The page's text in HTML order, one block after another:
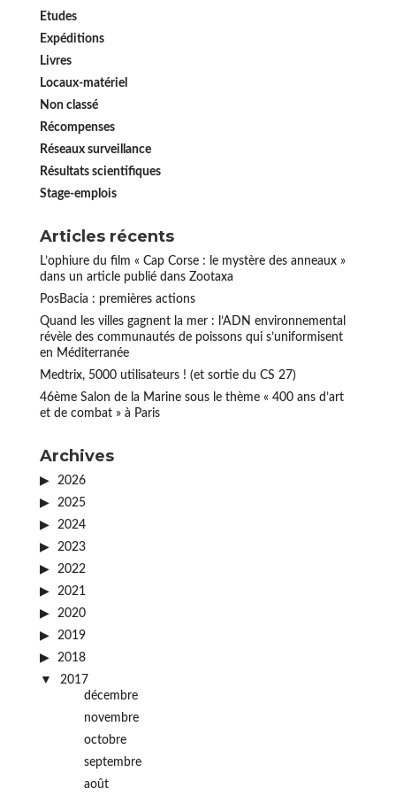
Etudes
Expéditions
Livres
Locaux-matériel
Non classé
Récompenses
Réseaux surveillance
Résultats scientifiques
Stage-emplois
Articles récents
L’ophiure du film « Cap Corse : le mystère des anneaux »
dans un article publié dans Zootaxa
PosBacia : premières actions
Quand les villes gagnent la mer : l’ADN environnemental
révèle des communautés de poissons qui s’uniformisent
en Méditerranée
Medtrix, 5000 utilisateurs ! (et sortie du CS 27)
46ème Salon de la Marine sous le thème « 400 ans d’art
et de combat » à Paris
Archives
2026
2025
2024
2023
2022
2021
2020
2019
2018
2017
décembre
novembre
octobre
septembre
août